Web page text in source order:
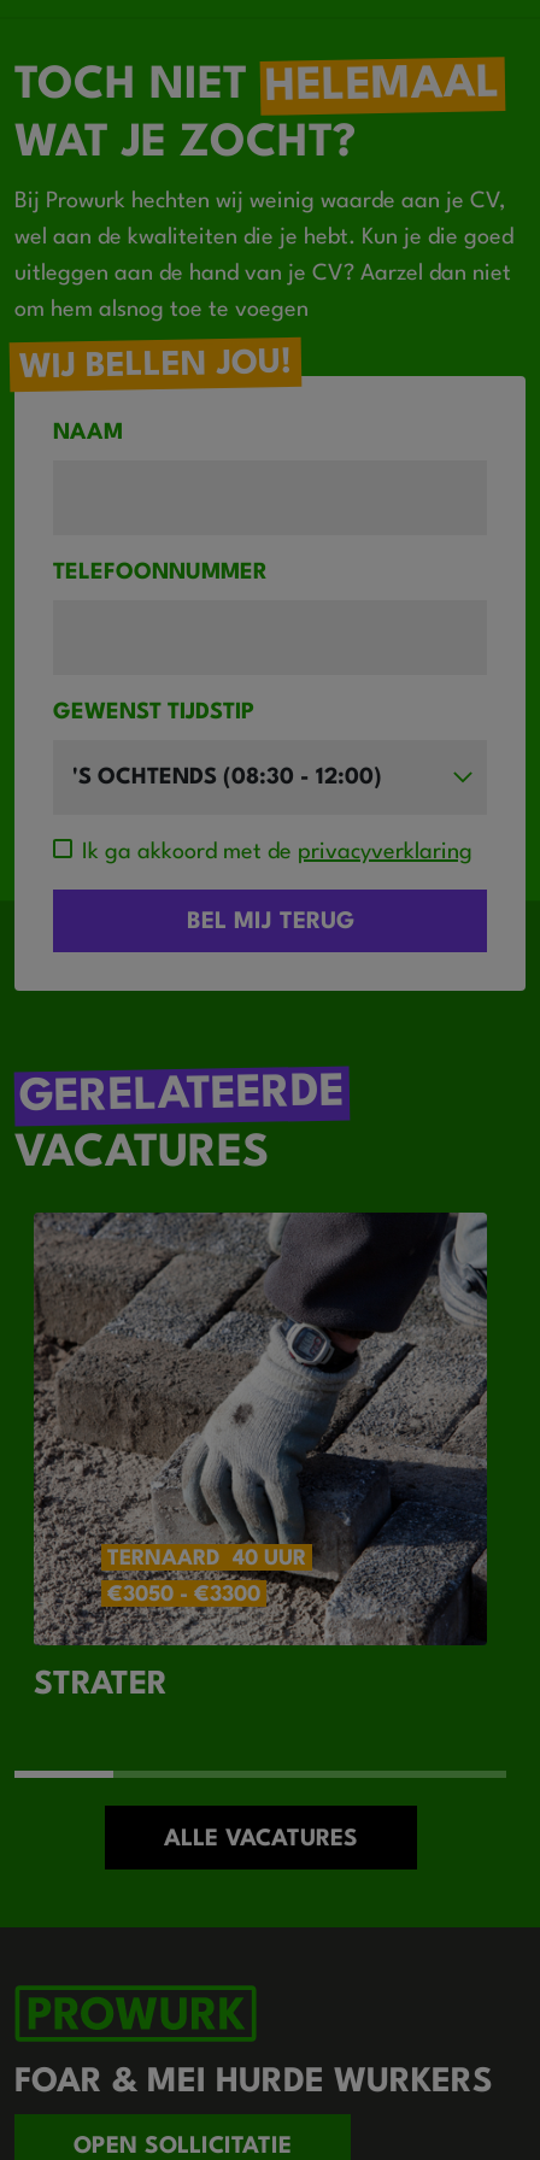
TOCH NIETHELEMAAL
WAT JE ZOCHT?
Bij Prowurk hechten wij weinig waarde aan je CV,
wel aan de kwaliteiten die je hebt. Kun je die goed
uitleggen aan de hand van je CV? Aarzel dan niet
om hem alsnog toe te voegen
WIJ BELLEN JOU!
NAAM
TELEFOONNUMMER
GEWENST TIJDSTIP
Ik ga akkoord met de privacyverklaring
GERELATEERDE
VACATURES
TERNAARD
40 UUR
€3050 - €3300
STRATER
ALLE VACATURES
FOAR & MEI HURDE WURKERS
OPEN SOLLICITATIE